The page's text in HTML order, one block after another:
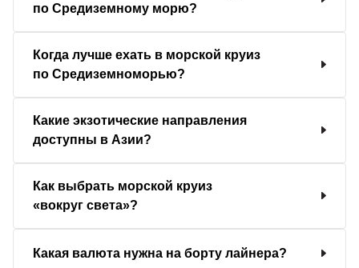
по Средиземному морю?
Когда лучше ехать в морской круиз
по Средиземноморью?
Какие экзотические направления
доступны в Азии?
Как выбрать морской круиз
«вокруг света»?
Какая валюта нужна на борту лайнера?